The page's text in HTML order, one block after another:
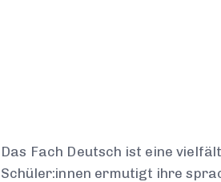
Das Fach Deutsch ist eine
Schüler:innen ermutigt ihre